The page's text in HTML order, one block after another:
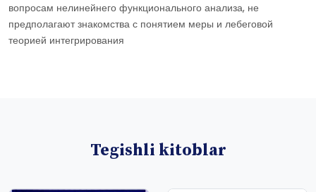
вопросам нелинейнего функционального анализа, не
предполагают знакомства с понятием меры и лебеговой
теорией интегрирования
Tegishli kitoblar